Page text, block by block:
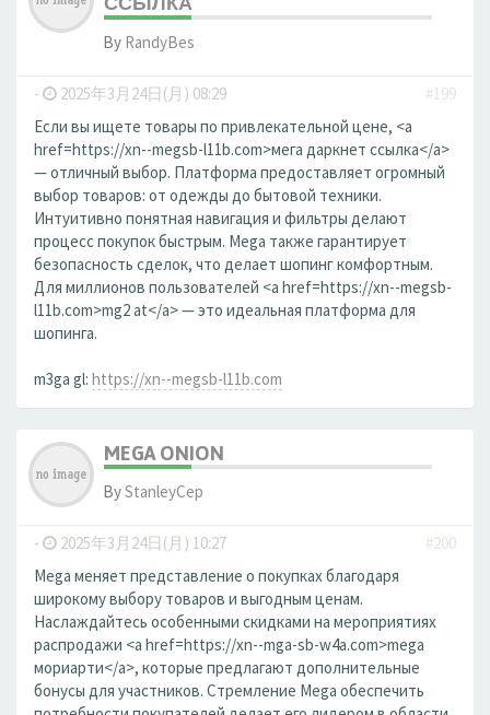
By RandyBes
- 2025年3月24日(月) 08:29
#199
Если вы ищете товары по привлекательной цене, <a
href=https://xn--megsb-l11b.com>мега даркнет ссылка</a>
— отличный выбор. Платформа предоставляет огромный
выбор товаров: от одежды до бытовой техники.
Интуитивно понятная навигация и фильтры делают
процесс покупок быстрым. Mega также гарантирует
безопасность сделок, что делает шопинг комфортным.
Для миллионов пользователей <a href=https://xn--megsb-
l11b.com>mg2 at</a> — это идеальная платформа для
шопинга.
m3ga gl: https://xn--megsb-l11b.com
MEGA ONION
ByStanleyCep
- 2025年3月24日(月) 10:27
#200
Mega меняет представление о покупках благодаря
широкому выбору товаров и выгодным ценам.
Наслаждайтесь особенными скидками на мероприятиях
распродажи <a href=https://xn--mga-sb-w4a.com>mega
мориарти</a>, которые предлагают дополнительные
бонусы для участников. Стремление Mega обеспечить